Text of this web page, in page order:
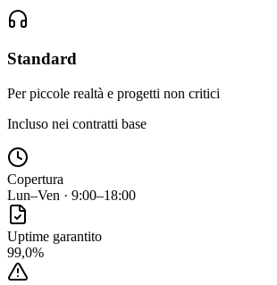
Standard
Per piccole realtà e progetti non critici
Incluso nei contratti base
Copertura
Lun–Ven · 9:00–18:00
Uptime garantito
99,0%